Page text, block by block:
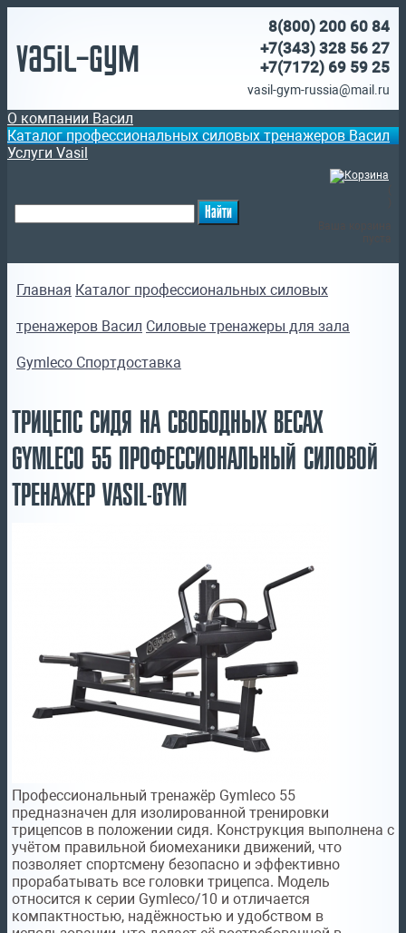
Vasil-Gym
8(800) 200 60 84
+7(343) 328 56 27
+7(7172) 69 59 25
vasil-gym-russia@mail.ru
О компании Васил
Каталог профессиональных силовых тренажеров Васил
Услуги Vasil
Главная Каталог профессиональных силовых
тренажеров Васил Силовые тренажеры для зала
Gymleco Спортдоставка
ТРИЦЕПС СИДЯ НА СВОБОДНЫХ ВЕСАХ
GYMLECO 55 ПРОФЕССИОНАЛЬНЫЙ СИЛОВОЙ
ТРЕНАЖЕР VASIL-GYM
Профессиональный тренажёр Gymleco 55
предназначен для изолированной тренировки
трицепсов в положении сидя. Конструкция выполнена с
учётом правильной биомеханики движений, что
позволяет спортсмену безопасно и эффективно
прорабатывать все головки трицепса. Модель
относится к серии Gymleco/10 и отличается
компактностью, надёжностью и удобством в